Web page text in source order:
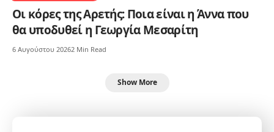
Οι κόρες της Αρετής: Ποια είναι η Άννα που
θα υποδυθεί η Γεωργία Μεσαρίτη
6 Αυγούστου 20262 Min Read
Show More